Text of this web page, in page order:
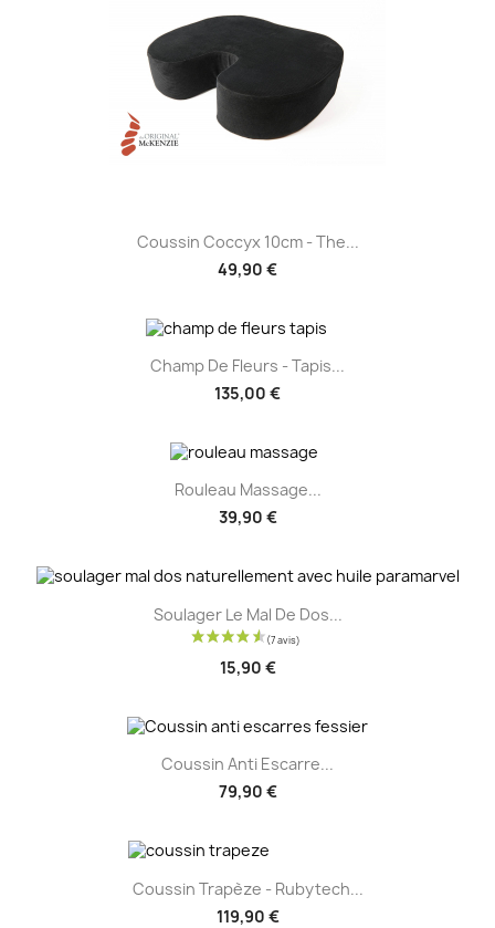
Coussin Coccyx 10cm - The...
49,90 €
Champ De Fleurs - Tapis...
135,00 €
Rouleau Massage...
39,90 €
Soulager Le Mal De Dos...
15,90 €
Coussin Anti Escarre...
79,90 €
Coussin Trapèze - Rubytech...
119,90 €